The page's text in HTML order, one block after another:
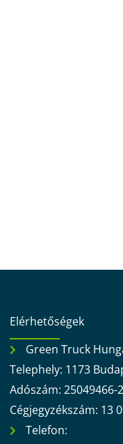
Elérhetőségek
Green Truck
Telephely: 1173
Adószám: 25049466-
Cégjegyzékszám: 13
Telefon: